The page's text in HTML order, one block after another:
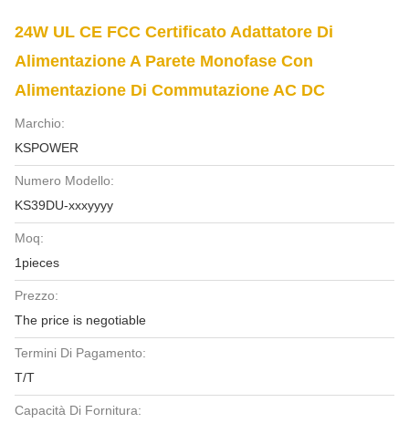
24W UL CE FCC Certificato Adattatore Di
Alimentazione A Parete Monofase Con
Alimentazione Di Commutazione AC DC
Marchio:
KSPOWER
Numero Modello:
KS39DU-xxxyyyy
Moq:
1pieces
Prezzo:
The price is negotiable
Termini Di Pagamento:
T/T
Capacità Di Fornitura: